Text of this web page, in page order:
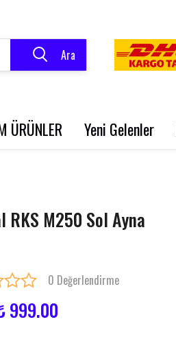
Ara
GRACE 202 PRO
ÜRÜNLER Yeni Gelenler
RKS M250 Sol Ayna
0 Değerlendirme
999.00